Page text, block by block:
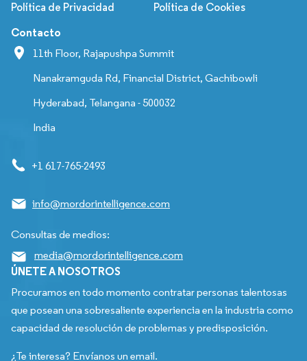
Política de Privacidad Política de Cookies
Contacto
11th Floor, Rajapushpa Summit
Nanakramguda Rd, Financial District, Gachibowli
Hyderabad, Telangana - 500032
India
+1 617-765-2493
info@mordorintelligence.com
Consultas de medios:
media@mordorintelligence.com
ÚNETE A NOSOTROS
Procuramos en todo momento contratar personas talentosas
que posean una sobresaliente experiencia en la industria como
capacidad de resolución de problemas y predisposición.
¿Te interesa? Envíanos un email.